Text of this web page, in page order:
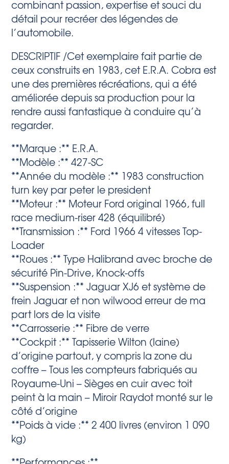
combinant passion, expertise et souci du
détail pour recréer des légendes de
l’automobile.
DESCRIPTIF /Cet exemplaire fait partie de
ceux construits en 1983, cet E.R.A. Cobra est
une des premières récréations, qui a été
améliorée depuis sa production pour la
rendre aussi fantastique à conduire qu’à
regarder.
**Marque :** E.R.A.
**Modèle :** 427-SC
**Année du modèle :** 1983 construction
turn key par peter le president
**Moteur :** Moteur Ford original 1966, full
race medium-riser 428 (équilibré)
**Transmission :** Ford 1966 4 vitesses Top-
Loader
**Roues :** Type Halibrand avec broche de
sécurité Pin-Drive, Knock-offs
**Suspension :** Jaguar XJ6 et système de
frein Jaguar et non wilwood erreur de ma
part lors de la visite
**Carrosserie :** Fibre de verre
**Cockpit :** Tapisserie Wilton (laine)
d’origine partout, y compris la zone du
coffre – Tous les compteurs fabriqués au
Royaume-Uni – Sièges en cuir avec toit
peint à la main – Miroir Raydot monté sur le
côté d’origine
**Poids à vide :** 2 400 livres (environ 1 090
kg)